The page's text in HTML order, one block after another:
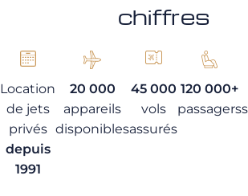
chiffres
Location
de jets
privés
depuis
1991
20 000
appareils
disponibles
45 000
vols
assurés
120 000+
passagers